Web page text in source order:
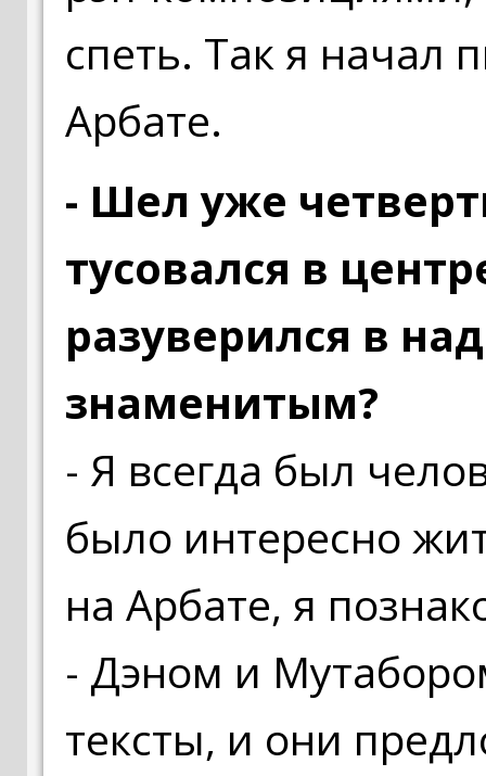
спеть. Так я начал
Арбате.
- Шел уже
тусовался в
разуверился в
знаменитым?
- Я всегда был
было интересно
на Арбате, я
- Дэном и
тексты, и они